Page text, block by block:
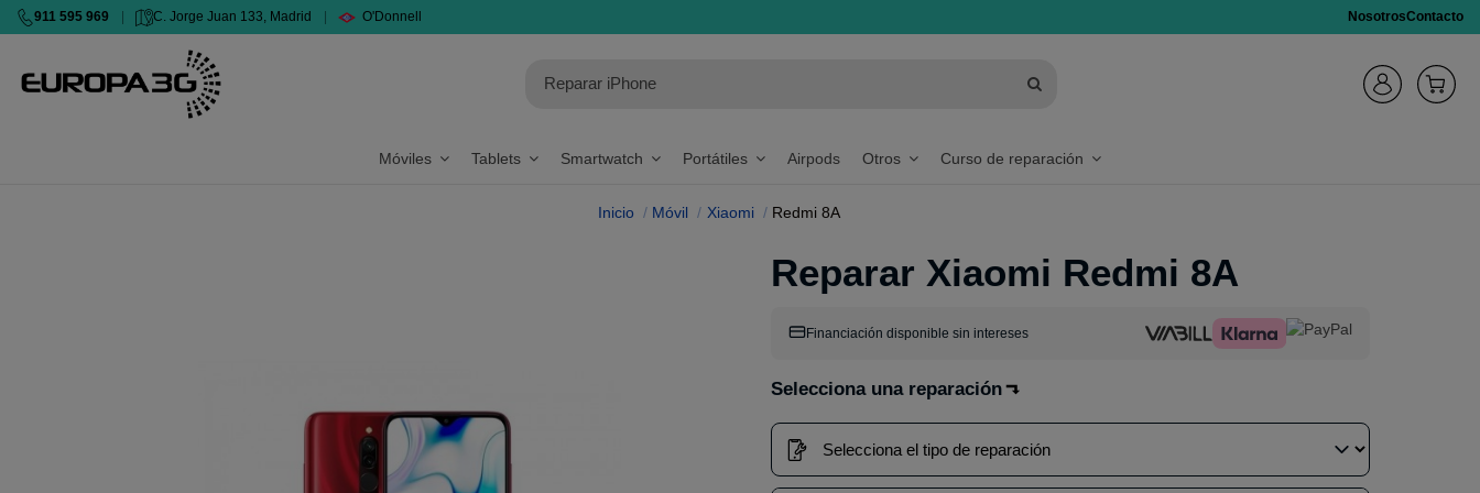
911 595 969 C. Jorge Juan 133, Madrid O'Donnell NosotrosContacto
Móviles Tablets Smartwatch Portátiles Airpods Otros Curso de reparación
Inicio Móvil Xiaomi Redmi 8A
Reparar Xiaomi Redmi 8A
Financiación disponible sin intereses
Selecciona una reparación